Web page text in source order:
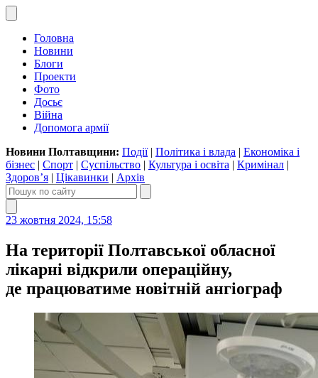
Головна
Новини
Блоги
Проекти
Фото
Досьє
Війна
Допомога армії
Новини Полтавщини: Події| Політика і влада | Економіка і
бізнес | Спорт | Суспільство | Культура і освіта | Кримінал |
Здоров’я | Цікавинки | Архів
23 жовтня 2024, 15:58
На території Полтавської обласної
лікарні відкрили операційну,
де працюватиме новітній ангіограф